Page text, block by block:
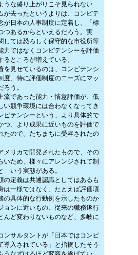
うな盛り上がりこそ見られない
が去ったというよりは、コンピテ
が日本の人事制度に定着し、「標
つあるからといえるだろう。実
しては恐ろしく保守的な市役所等
力ではなくコンピテンシーを評価
るところが増えている。
見せているのは、コンピテンシ
度、特に評価制度のニーズにマッ
う。
であった能力・情意評価が、低
い競争環境には合わなくなってき
ピテンシーという、より具体的で
つ、より成果に近いものを評価で
たので、たちまちに受容されたの
リカで開発されたもので、その
いため、様々にアレンジされて制
いう実態がある。
定義は共通認識としてはあるも
は一様ではなく、たとえば評価項
の具体的な行動例を示したものか
ョンに近いもの、従来の職務遂行
んど変わりないものなど、多岐に
サルタントが「日本ではコンピ
導入されている」と指摘したそう